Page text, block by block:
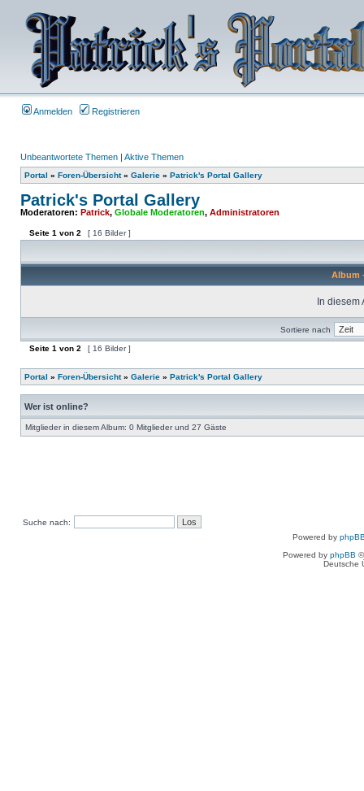
Anmelden Registrieren
Unbeantwortete Themen | Aktive Themen
Portal » Foren-Übersicht» Galerie » Patrick's Portal Gallery
Patrick's Portal Gallery
Moderatoren: Patrick, Globale Moderatoren, Administratoren
Seite 1 von 2 [ 16 Bilder ]
Album
In diesem
Sortiere nach
Seite 1 von 2 [ 16 Bilder ]
Portal » Foren-Übersicht» Galerie » Patrick's Portal Gallery
Wer ist online?
Mitglieder in diesem Album: 0 Mitglieder und 27 Gäste
Suche nach:
Powered by
Powered by phpBB
Deutsche